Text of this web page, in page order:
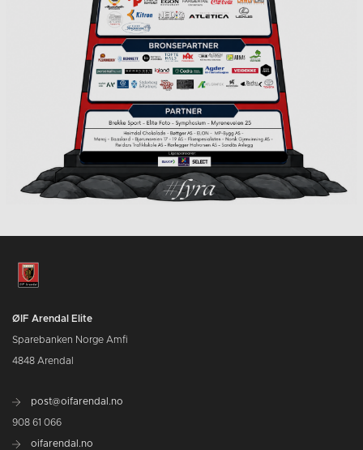
ØIF Arendal Elite
Sparebanken Norge Amfi
4848 Arendal
post@oifarendal.no
908 61 066
oifarendal.no